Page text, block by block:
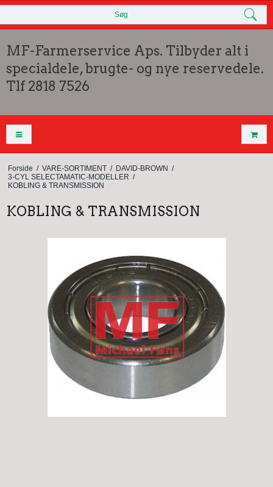
Søg
MF-Farmerservice Aps. Tilbyder alt i
specialdele, brugte- og nye reservedele.
Tlf 2818 7526
Forside / VARE-SORTIMENT / DAVID-BROWN /
3-CYL SELECTAMATIC-MODELLER /
KOBLING & TRANSMISSION
KOBLING & TRANSMISSION